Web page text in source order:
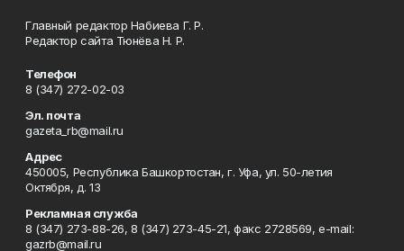
Главный редактор Набиева Г. Р.
Редактор сайта Тюнёва Н. Р.
Телефон
8 (347) 272-02-03
Эл. почта
gazeta_rb@mail.ru
Адрес
450005, Республика Башкортостан, г. Уфа, ул. 50-летия
Октября, д. 13
Рекламная служба
8 (347) 273-88-26, 8 (347) 273-45-21, факс 2728569, e-mail:
gazrb@mail.ru